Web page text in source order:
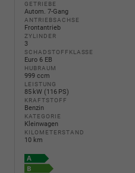
GETRIEBE
Autom. 7-Gang
ANTRIEBSACHSE
Frontantrieb
ZYLINDER
3
SCHADSTOFFKLASSE
Euro 6 EB
HUBRAUM
999 ccm
LEISTUNG
85 kW (116 PS)
KRAFTSTOFF
Benzin
KATEGORIE
Kleinwagen
KILOMETERSTAND
10 km